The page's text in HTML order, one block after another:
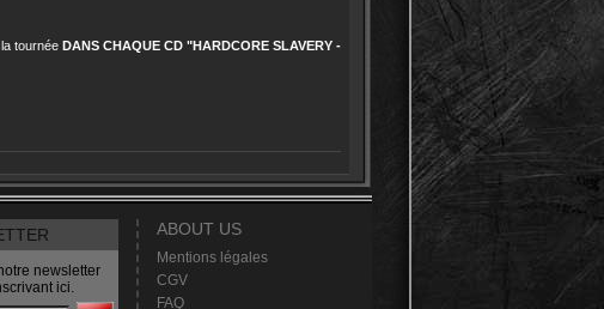
tournée DANS CHAQUE CD "HARDCORE SLAVERY -
newsletter
ici.
ABOUT US
Mentions légales
CGV
FAQ